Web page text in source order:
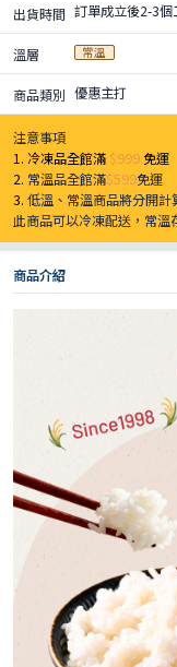
出貨時間 訂單成立後2-3
溫層 常溫
商品類別 優惠主打
注意事項
1. 冷凍品全館滿 $999免運
2. 常溫品全館滿$599免運
3.低溫、常溫商品將分開計
此商品可以冷凍配送，常溫
商品介紹